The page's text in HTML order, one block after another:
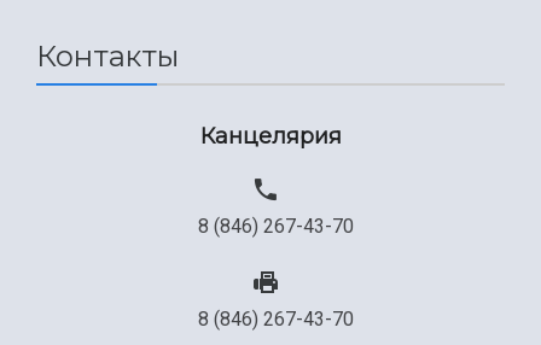
Сведения об образовательной организации
Контакты
Канцелярия
8 (846) 267-43-70
8 (846) 267-43-70